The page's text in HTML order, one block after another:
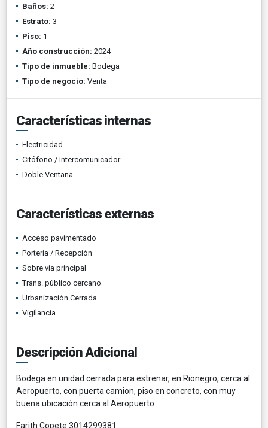
Baños: 2
Estrato: 3
Piso: 1
Año construcción: 2024
Tipo de inmueble: Bodega
Tipo de negocio: Venta
Características internas
Electricidad
Citófono / Intercomunicador
Doble Ventana
Características externas
Acceso pavimentado
Portería / Recepción
Sobre vía principal
Trans. público cercano
Urbanización Cerrada
Vigilancia
Descripción Adicional
Bodega en unidad cerrada para estrenar, en Rionegro, cerca al
Aeropuerto, con puerta camion, piso en concreto, con muy
buena ubicación cerca al Aeropuerto.
Farith Copete 3014299381